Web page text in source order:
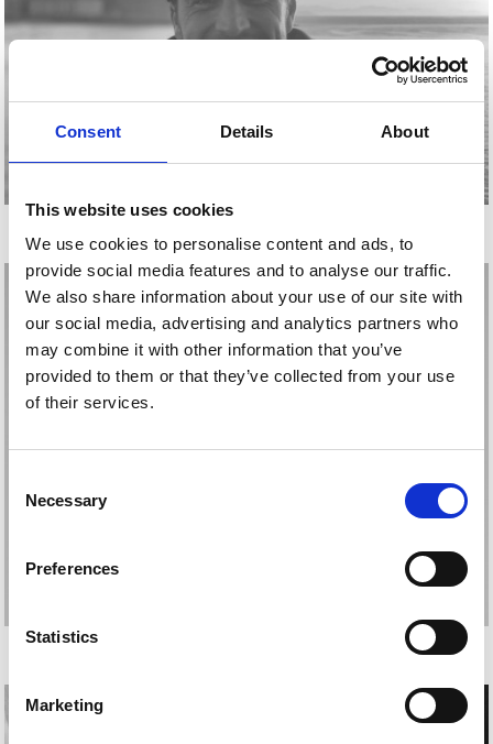
Consent Details About
This website uses cookies
We use cookies to personalise content and ads, to
provide social media features and to analyse our traffic.
We also share information about your use of our site with
our social media, advertising and analytics partners who
may combine it with other information that you’ve
provided to them or that they’ve collected from your use
of their services.
Selection
Necessary
Preferences
Statistics
Marketing
UXUE OTXOA